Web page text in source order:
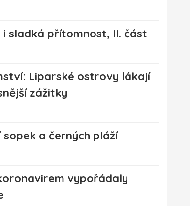
sladká přítomnost, II. část
Liparské ostrovy lákají
zážitky
a černých pláží
vypořádaly